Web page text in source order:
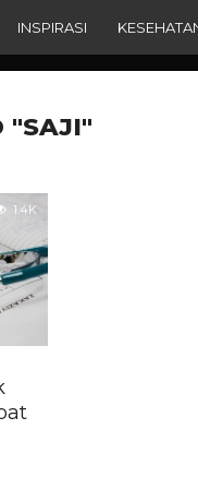
INSPIRASI
"SAJI"
1.4K